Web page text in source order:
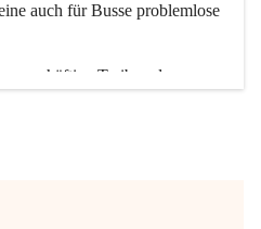
auch für Busse problemlose
geschäftige Treiben der